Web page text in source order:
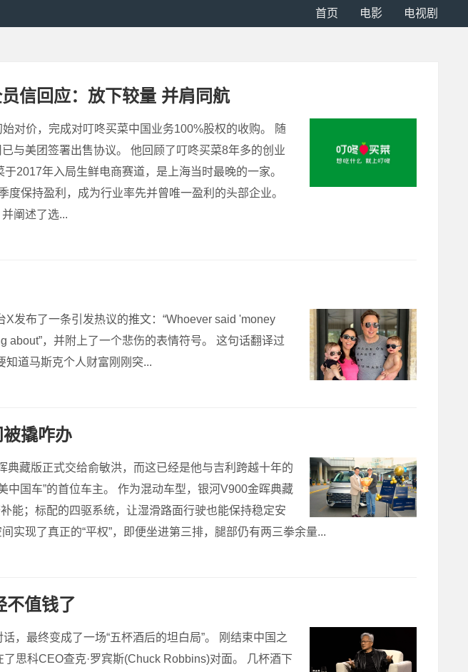
首页 电影 电视剧
信回应：放下较量 并肩同航
对价，完成对叮咚买菜中国业务100%股权的收购。 随
与美团签署出售协议。 他回顾了叮咚买菜8年多的创业
2017年入局生鲜电商赛道，是上海当时最晚的一家。
保持盈利，成为行业率先并曾唯一盈利的头部企业。
阐述了选...
发布了一条引发热议的推文：“Whoever said 'money
，并附上了一个悲伤的表情符号。 这句话翻译过
知道马斯克个人财富刚刚突...
撬咋办
藏版正式交给俞敏洪，而这已经是他与吉利跨越十年的
中国车”的首位车主。 作为混动车型，银河V900金晖典藏
能；标配的四驱系统，让湿滑路面行驶也能保持稳定安
实现了真正的“平权”，即便坐进第三排，腿部仍有两三拳余量...
不值钱了
，最终变成了一场“五杯酒后的坦白局”。 刚结束中国之
思科CEO查克·罗宾斯(Chuck Robbins)对面。 几杯酒下